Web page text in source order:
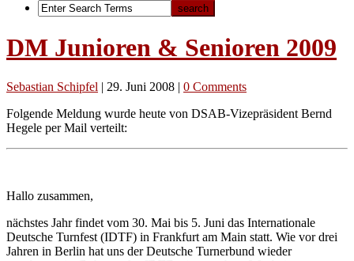
DM Junioren & Senioren 2009
Sebastian Schipfel | 29. Juni 2008 | 0 Comments
Folgende Meldung wurde heute von DSAB-Vizepräsident Bernd
Hegele per Mail verteilt:
Hallo zusammen,
nächstes Jahr findet vom 30. Mai bis 5. Juni das Internationale
Deutsche Turnfest (IDTF) in Frankfurt am Main statt. Wie vor drei
Jahren in Berlin hat uns der Deutsche Turnerbund wieder